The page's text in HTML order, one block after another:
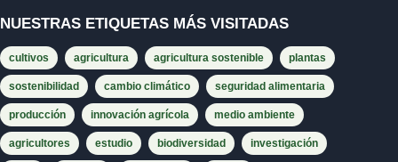
NUESTRAS ETIQUETAS MÁS VISITADAS
cultivos agricultura agricultura sostenible plantas
sostenibilidad cambio climático seguridad alimentaria
producción innovación agrícola medio ambiente
agricultores estudio biodiversidad investigación